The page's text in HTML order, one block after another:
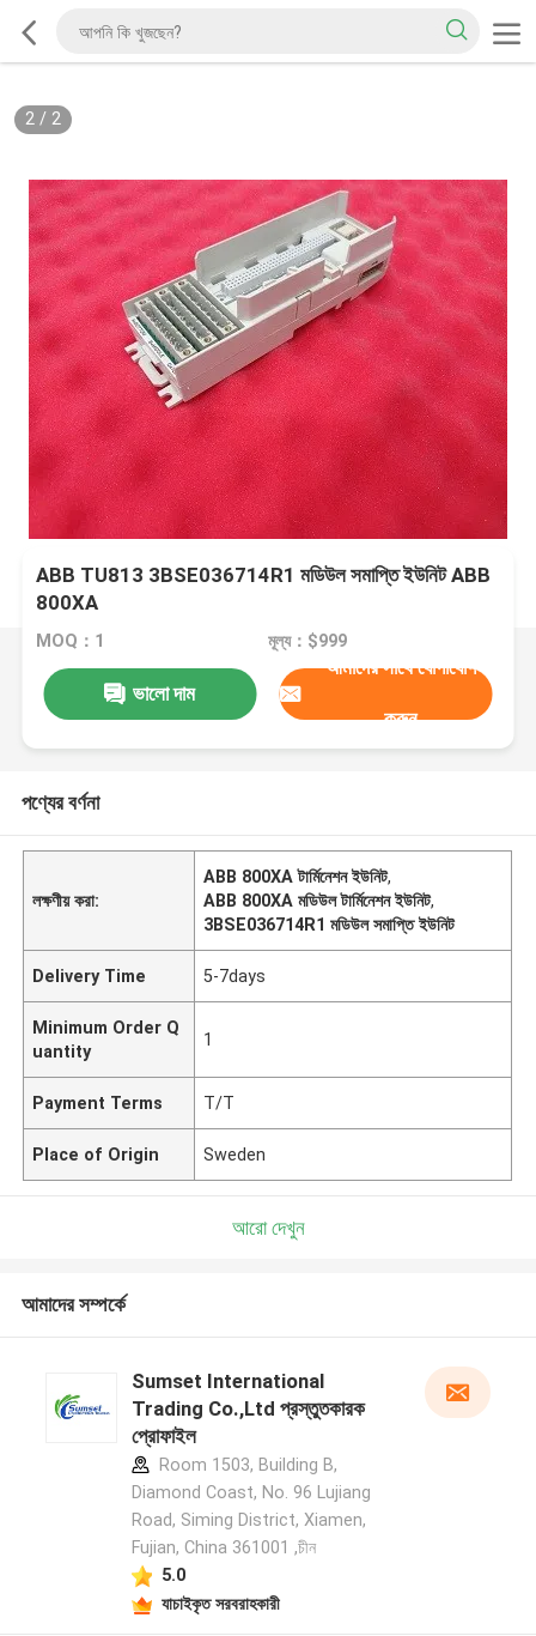
2/ 2
ABB TU813 3BSE036714R1 মডিউল সমাপ্তি ইউনিট ABB
800XA
MOQ：1 মূল্য：$999
ভালো দাম
আমাদের সাথে যোগাযোগ
করুন
পণ্যের বর্ণনা
লক্ষণীয় করা:
ABB 800XA টার্মিনেশন ইউনিট,
ABB 800XA মডিউল টার্মিনেশন ইউনিট,
3BSE036714R1 মডিউল সমাপ্তি ইউনিট
Delivery Time 5-7days
Minimum Order Q
uantity
1
Payment Terms T/T
Place of Origin Sweden
আরো দেখুন
আমাদের সম্পর্কে
Sumset International
Trading Co.,Ltd প্রস্তুতকারক
প্রোফাইল
Room 1503, Building B,
Diamond Coast, No. 96 Lujiang
Road, Siming District, Xiamen,
Fujian, China 361001 ,চীন
5.0
যাচাইকৃত সরবরাহকারী